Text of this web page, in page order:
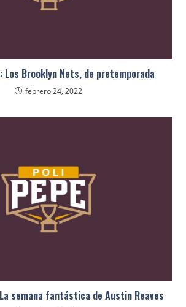
Los Brooklyn Nets, de pretemporada
febrero 24, 2022
semana fantástica de Austin Reaves